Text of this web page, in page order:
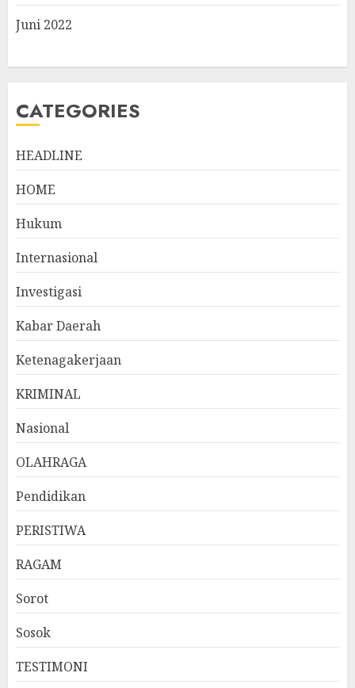
Juni 2022
CATEGORIES
HEADLINE
HOME
Hukum
Internasional
Investigasi
Kabar Daerah
Ketenagakerjaan
KRIMINAL
Nasional
OLAHRAGA
Pendidikan
PERISTIWA
RAGAM
Sorot
Sosok
TESTIMONI